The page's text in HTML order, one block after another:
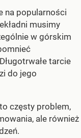
na popularności
musimy
w górskim
tarcie
do jego
częsty problem,
ale również